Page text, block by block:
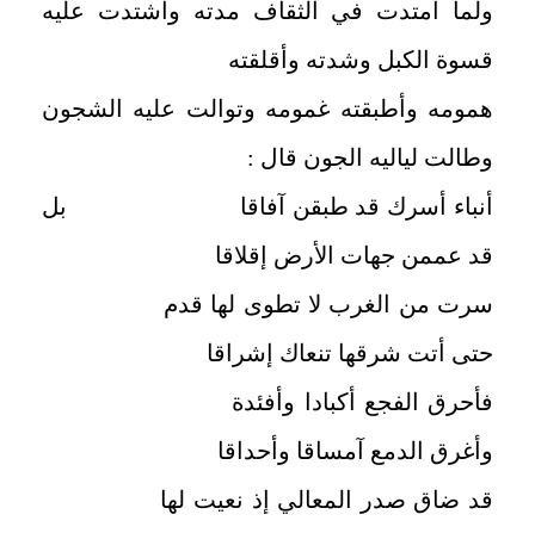
ولما امتدت في الثقاف مدته واشتدت عليه
قسوة الكبل وشدته وأقلقته
همومه وأطبقته غمومه وتوالت عليه الشجون
وطالت لياليه الجون قال :
أنباء أسرك قد طبقن آفاقا بل
قد عممن جهات الأرض إقلاقا
سرت من الغرب لا تطوى لها قدم
حتى أتت شرقها تنعاك إشراقا
فأحرق الفجع أكبادا وأفئدة
وأغرق الدمع آمساقا وأحداقا
قد ضاق صدر المعالي إذ نعيت لها